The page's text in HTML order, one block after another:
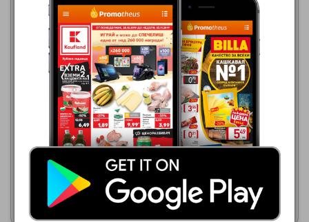
Фантастико
06.08.2026 - 12.08.2026
11,99 €
Покажи брошурата
Фантастико
06.08.2026 - 12.08.2026
12,76 €
Гел за пране MEDIX
Покажи брошурата